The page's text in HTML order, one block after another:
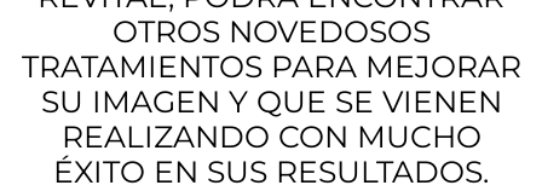
OTROS NOVEDOSOS
TRATAMIENTOS PARA MEJORAR
SU IMAGEN Y QUE SE VIENEN
REALIZANDO CON MUCHO
ÉXITO EN SUS RESULTADOS.